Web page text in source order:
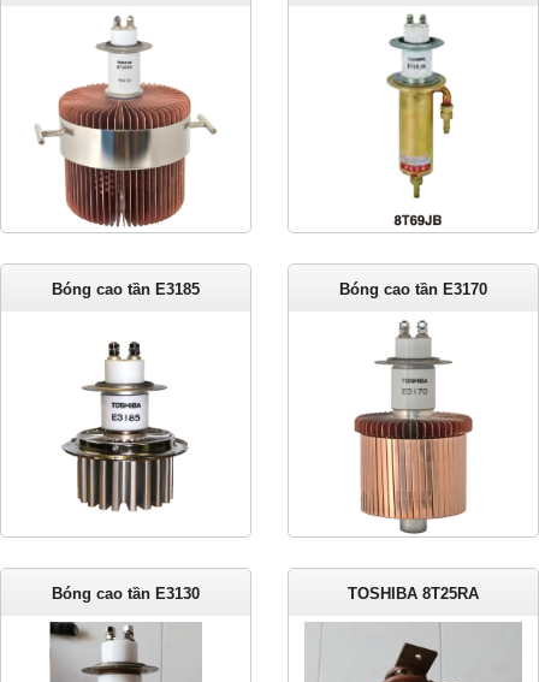
Bóng cao tần E3185 Bóng cao tần E3170
Bóng cao tần E3130 TOSHIBA 8T25RA